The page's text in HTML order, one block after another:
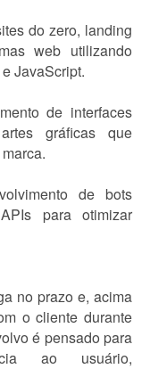
do zero, landing
web utilizando
JavaScript.
de interfaces
gráficas que
de bots
para otimizar
no prazo e, acima
o cliente durante
é pensado para
ao usuário,